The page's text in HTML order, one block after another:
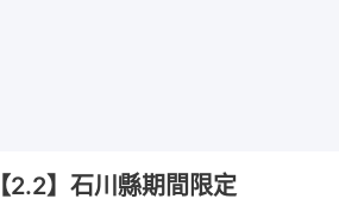
2.2】石川縣期間限定